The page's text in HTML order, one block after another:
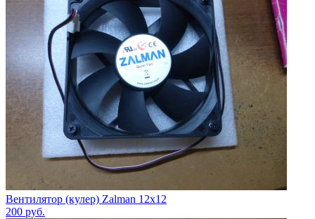
Вентилятор (кулер) Zalman 12х12
200 руб.